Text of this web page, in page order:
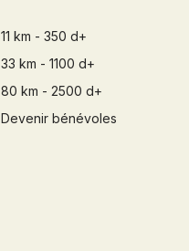
11 km - 350 d+
33 km - 1100 d+
80 km - 2500 d+
Devenir bénévoles